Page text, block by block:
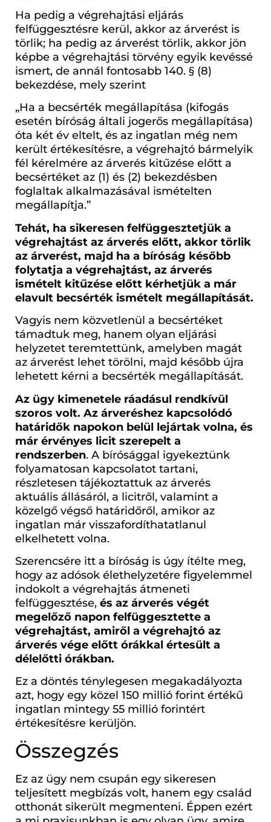
Ha pedig a végrehajtási eljárás
felfüggesztésre kerül, akkor az árverést is
törlik; ha pedig az árverést törlik, akkor jön
képbe a végrehajtási törvény egyik kevéssé
ismert, de annál fontosabb 140. § (8)
bekezdése, mely szerint
„Ha a becsérték megállapítása (kifogás
esetén bíróság általi jogerős megállapítása)
óta két év eltelt, és az ingatlan még nem
került értékesítésre, a végrehajtó bármelyik
fél kérelmére az árverés kitűzése előtt a
becsértéket az (1) és (2) bekezdésben
foglaltak alkalmazásával ismételten
megállapítja.”
Tehát, ha sikeresen felfüggesztetjük a
végrehajtást az árverés előtt, akkor törlik
az árverést, majd ha a bíróság később
folytatja a végrehajtást, az árverés
ismételt kitűzése előtt kérhetjük a már
elavult becsérték ismételt megállapítását.
Vagyis nem közvetlenül a becsértéket
támadtuk meg, hanem olyan eljárási
helyzetet teremtettünk, amelyben magát
az árverést lehet törölni, majd később újra
lehetett kérni a becsérték megállapítását.
Az ügy kimenetele ráadásul rendkívül
szoros volt. Az árveréshez kapcsolódó
határidők napokon belül lejártak volna, és
már érvényes licit szerepelt a
rendszerben. A bírósággal igyekeztünk
folyamatosan kapcsolatot tartani,
részletesen tájékoztattuk az árverés
aktuális állásáról, a licitről, valamint a
közelgő végső határidőről, amikor az
ingatlan már visszafordíthatatlanul
elkelhetett volna.
Szerencsére itt a bíróság is úgy ítélte meg,
hogy az adósok élethelyzetére figyelemmel
indokolt a végrehajtás átmeneti
felfüggesztése, és az árverés végét
megelőző napon felfüggesztette a
végrehajtást, amiről a végrehajtó az
árverés vége előtt órákkal értesült a
délelőtti órákban.
Ez a döntés ténylegesen megakadályozta
azt, hogy egy közel 150 millió forint értékű
ingatlan mintegy 55 millió forintért
értékesítésre kerüljön.
Összegzés
Ez az ügy nem csupán egy sikeresen
teljesített megbízás volt, hanem egy család
otthonát sikerült megmenteni. Éppen ezért